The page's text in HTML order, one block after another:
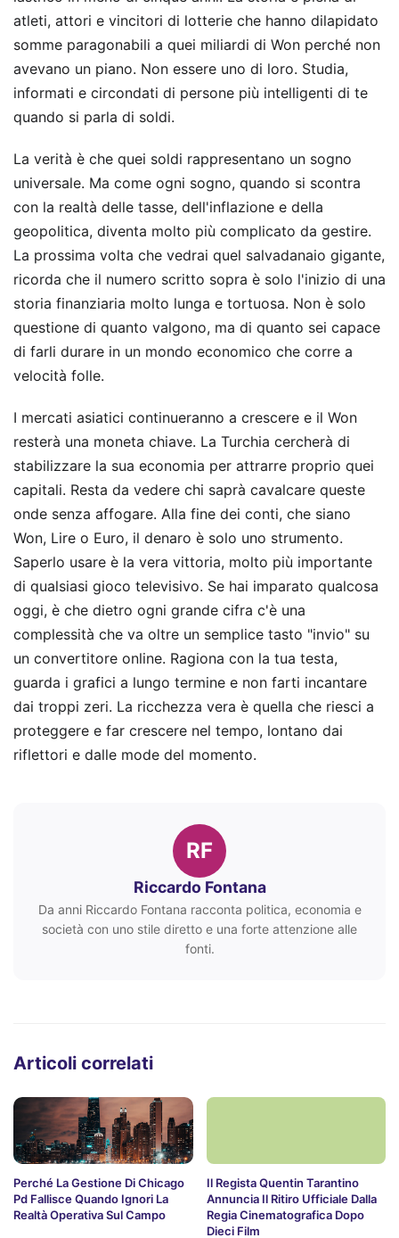
atleti, attori e vincitori di lotterie che hanno dilapidato
somme paragonabili a quei miliardi di Won perché non
avevano un piano. Non essere uno di loro. Studia,
informati e circondati di persone più intelligenti di te
quando si parla di soldi.
La verità è che quei soldi rappresentano un sogno
universale. Ma come ogni sogno, quando si scontra
con la realtà delle tasse, dell'inflazione e della
geopolitica, diventa molto più complicato da gestire.
La prossima volta che vedrai quel salvadanaio gigante,
ricorda che il numero scritto sopra è solo l'inizio di una
storia finanziaria molto lunga e tortuosa. Non è solo
questione di quanto valgono, ma di quanto sei capace
di farli durare in un mondo economico che corre a
velocità folle.
I mercati asiatici continueranno a crescere e il Won
resterà una moneta chiave. La Turchia cercherà di
stabilizzare la sua economia per attrarre proprio quei
capitali. Resta da vedere chi saprà cavalcare queste
onde senza affogare. Alla fine dei conti, che siano
Won, Lire o Euro, il denaro è solo uno strumento.
Saperlo usare è la vera vittoria, molto più importante
di qualsiasi gioco televisivo. Se hai imparato qualcosa
oggi, è che dietro ogni grande cifra c'è una
complessità che va oltre un semplice tasto "invio" su
un convertitore online. Ragiona con la tua testa,
guarda i grafici a lungo termine e non farti incantare
dai troppi zeri. La ricchezza vera è quella che riesci a
proteggere e far crescere nel tempo, lontano dai
riflettori e dalle mode del momento.
RF
Riccardo Fontana
Da anni Riccardo Fontana racconta politica, economia e
società con uno stile diretto e una forte attenzione alle
fonti.
Articoli correlati
Perché La Gestione Di Chicago
Pd Fallisce Quando Ignori La
Realtà Operativa Sul Campo
Il Regista Quentin Tarantino
Annuncia Il Ritiro Ufficiale Dalla
Regia Cinematografica Dopo
Dieci Film